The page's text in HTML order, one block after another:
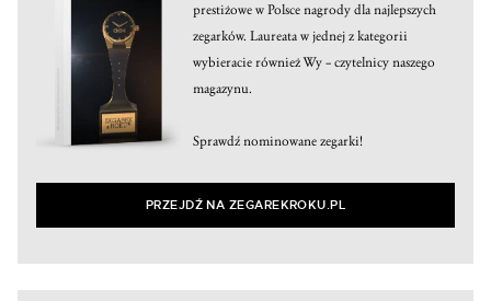
prestiżowe w Polsce nagrody dla najlepszych
zegarków. Laureata w jednej z kategorii
wybieracie również Wy – czytelnicy naszego
magazynu.
Sprawdź nominowane zegarki!
PRZEJDŹ NA ZEGAREKROKU.PL